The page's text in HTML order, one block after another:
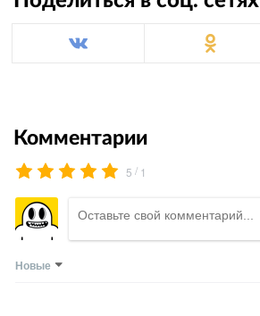
Комментарии
5 / 1
Новые